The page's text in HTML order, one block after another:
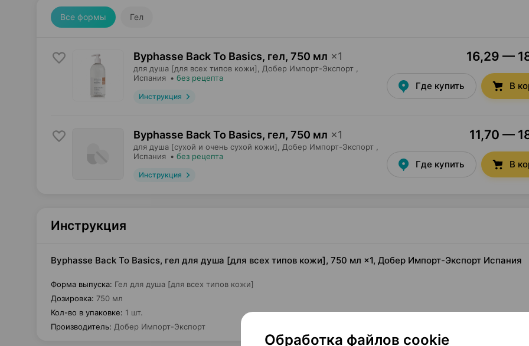
Все формы Гел
Byphasse Back To Basics, гел, 750 мл ×1
для душа [для всех типов кожи], Добер Импорт-Экспорт
Испания • без рецепта
Инструкция
16,29 —
Где купить В
Byphasse Back To Basics, гел, 750 мл ×1
для душа [сухой и очень сухой кожи], Добер Импорт-Экспорт
Испания • без рецепта
Инструкция
11,70 —
Где купить В
Инструкция
Byphasse Back To Basics, гел для душа [для всех типов кожи], 750 мл ×1, Добер Импорт-Экспорт Испания
Форма выпуска: Гел для душа [для всех типов кожи]
Дозировка: 750 мл
Кол-во в упаковке: 1 шт.
Производитель: Добер Импорт-Экспорт
Обработка файлов cookie